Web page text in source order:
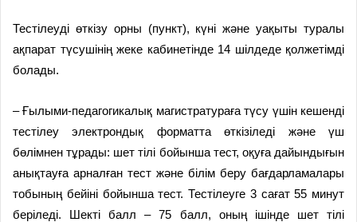
Тестілеуді өткізу орны (пункт), күні және уақыты туралы
ақпарат түсушінің жеке кабинетінде 14 шілдеде қолжетімді
болады.
– Ғылыми-педагогикалық магистратураға түсу үшін кешенді
тестілеу электрондық форматта өткізіледі және үш
бөлімнен тұрады: шет тілі бойынша тест, оқуға дайындығын
анықтауға арналған тест және білім беру бағдарламалары
тобының бейіні бойынша тест. Тестілеуге 3 сағат 55 минут
беріледі. Шекті балл – 75 балл, оның ішінде шет тілі